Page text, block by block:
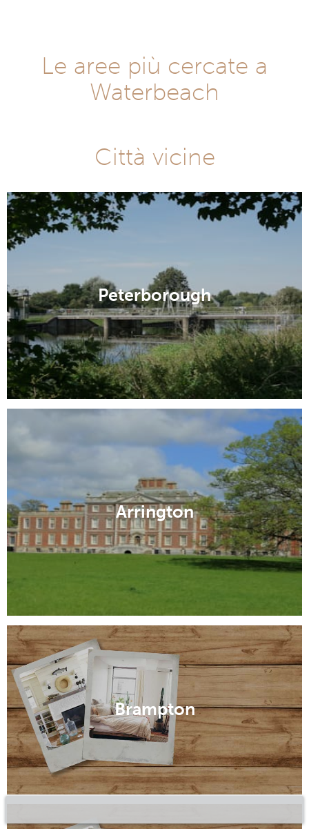
Le aree più cercate a
Waterbeach
Città vicine
Peterborough
Arrington
Brampton